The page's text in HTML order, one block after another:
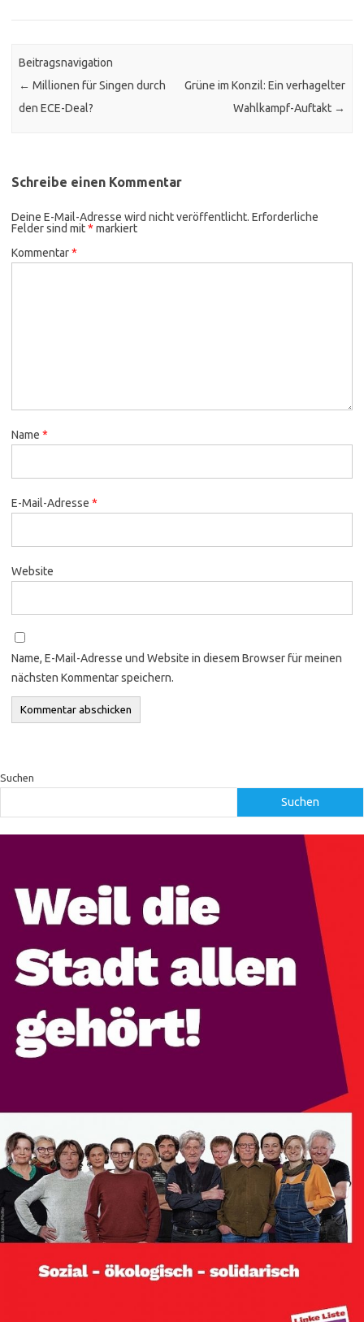
Beitragsnavigation
← Millionen für Singen durch
den ECE-Deal?
Grüne im Konzil: Ein verhagelter
Wahlkampf-Auftakt →
Schreibe einen Kommentar
Deine E-Mail-Adresse wird nicht veröffentlicht. Erforderliche
Felder sind mit* markiert
Kommentar*
Name *
E-Mail-Adresse *
Website
Name, E-Mail-Adresse und Website in diesem Browser für meinen
nächsten Kommentar speichern.
Suchen
Suchen